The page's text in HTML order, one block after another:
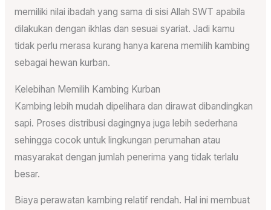
memiliki nilai ibadah yang sama di sisi Allah SWT apabila
dilakukan dengan ikhlas dan sesuai syariat. Jadi kamu
tidak perlu merasa kurang hanya karena memilih kambing
sebagai hewan kurban.
Kelebihan Memilih Kambing Kurban
Kambing lebih mudah dipelihara dan dirawat dibandingkan
sapi. Proses distribusi dagingnya juga lebih sederhana
sehingga cocok untuk lingkungan perumahan atau
masyarakat dengan jumlah penerima yang tidak terlalu
besar.
Biaya perawatan kambing relatif rendah. Hal ini membuat